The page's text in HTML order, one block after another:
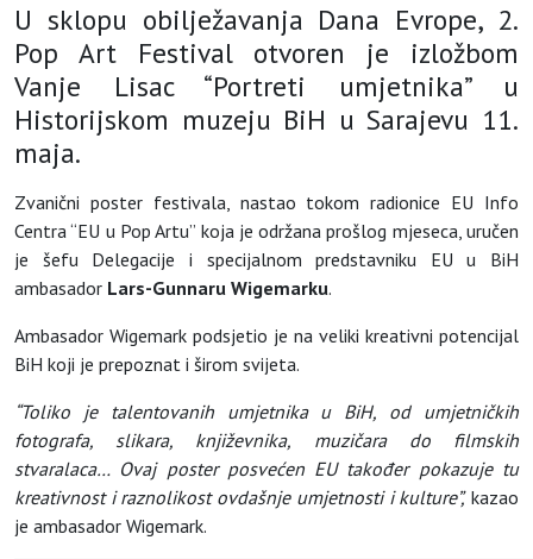
U sklopu obilježavanja Dana Evrope, 2.
Pop Art Festival otvoren je izložbom
Vanje Lisac “Portreti umjetnika” u
Historijskom muzeju BiH u Sarajevu 11.
maja.
Zvanični poster festivala, nastao tokom radionice EU Info
Centra “EU u Pop Artu” koja je održana prošlog mjeseca, uručen
je šefu Delegacije i specijalnom predstavniku EU u BiH
ambasador Lars-Gunnaru Wigemarku.
Ambasador Wigemark podsjetio je na veliki kreativni potencijal
BiH koji je prepoznat i širom svijeta.
“Toliko je talentovanih umjetnika u BiH, od umjetničkih
fotografa, slikara, književnika, muzičara do filmskih
stvaralaca… Ovaj poster posvećen EU također pokazuje tu
kreativnost i raznolikost ovdašnje umjetnosti i kulture”, kazao
je ambasador Wigemark.